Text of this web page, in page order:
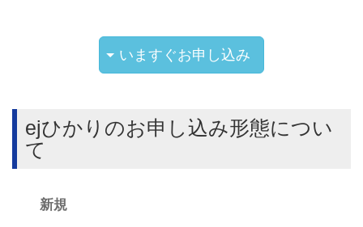
いますぐお申し込み
ejひかりのお申し込み形態につい
て
新規